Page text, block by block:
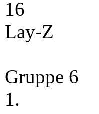
16
Lay-Z
Gruppe 6
1.